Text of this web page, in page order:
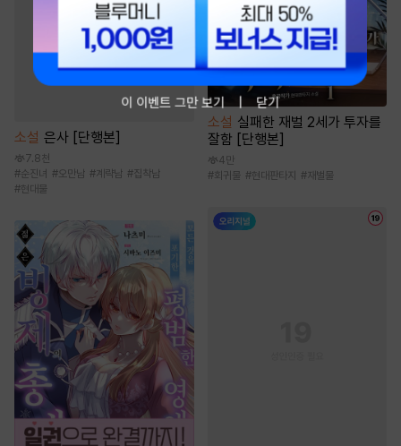
소설 은사 [단행본]
7.8천
#순진녀 #오만남 # 계략남 #집착남
#현대물
소설 실패한 재벌 2세가 투자를
잘함 [단행본]
4만
#회귀물 #현대판타지 #재벌물
이 이벤트 그만 보기 닫기